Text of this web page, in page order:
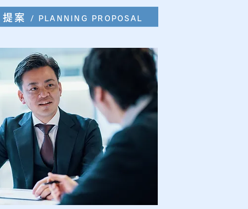
提案 / PLANNING PROPOSAL